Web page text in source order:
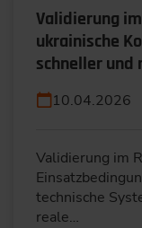
Validierung
ukrainische
schneller
10.04.2026
Validierung im
technische
reale…